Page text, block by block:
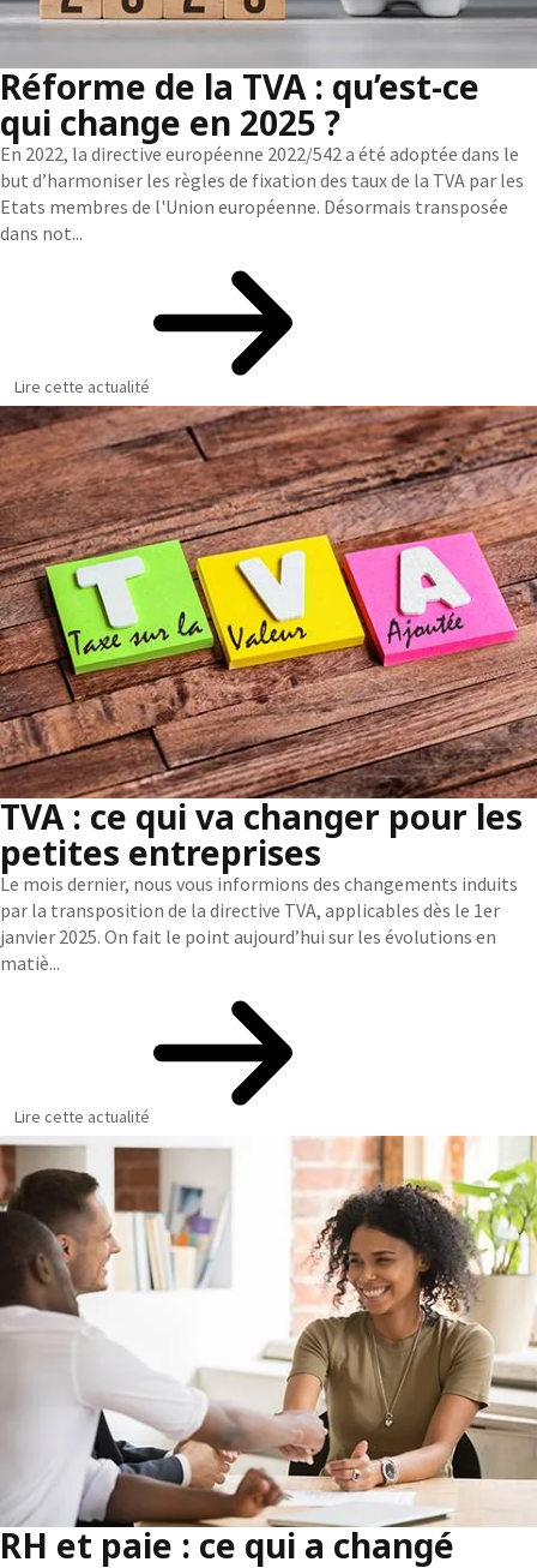
Réforme de la TVA : qu’est-ce
qui change en 2025 ?
En 2022, la directive européenne 2022/542 a été adoptée dans le
but d’harmoniser les règles de fixation des taux de la TVA par les
Etats membres de l'Union européenne. Désormais transposée
dans not...
Lire cette actualité
TVA : ce qui va changer pour les
petites entreprises
Le mois dernier, nous vous informions des changements induits
par la transposition de la directive TVA, applicables dès le 1er
janvier 2025. On fait le point aujourd’hui sur les évolutions en
matiè...
Lire cette actualité
RH et paie : ce qui a changé